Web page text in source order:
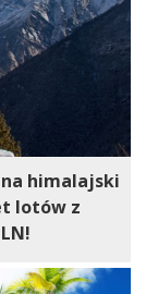
himalajski
lotów z